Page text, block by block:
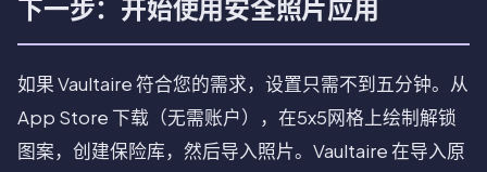
下一步：开始使用安全照片应用
如果 Vaultaire 符合您的需求，设置只需不到五分钟。从
App Store 下载（无需账户），在5x5网格上绘制解锁
图案，创建保险库，然后导入照片。Vaultaire 在导入原